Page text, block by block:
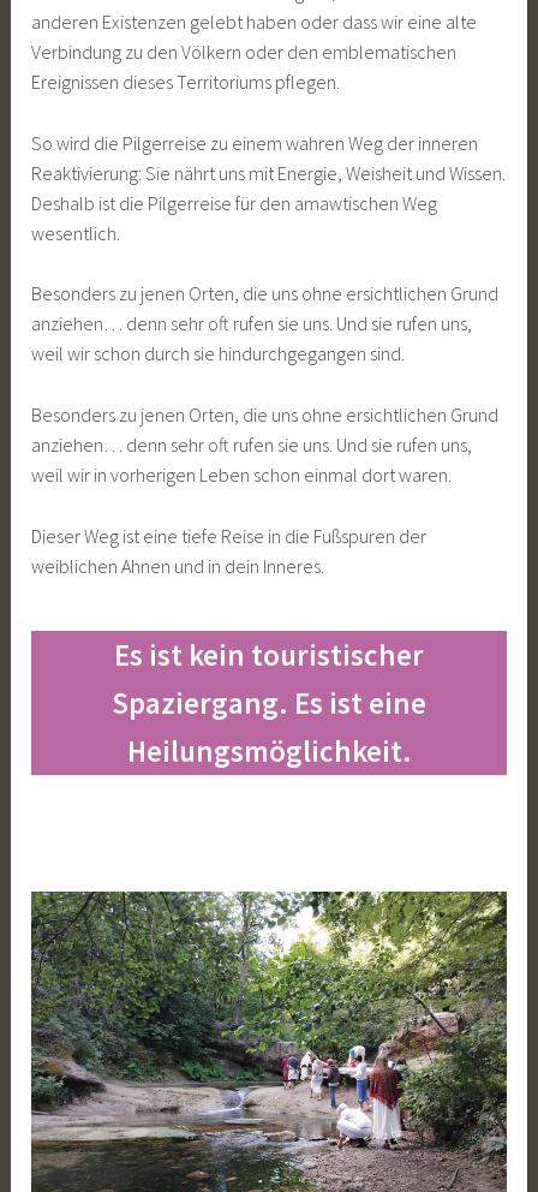
anderen Existenzen gelebt haben oder dass wir eine alte
Verbindung zu den Völkern oder den emblematischen
Ereignissen dieses Territoriums pflegen.
So wird die Pilgerreise zu einem wahren Weg der inneren
Reaktivierung: Sie nährt uns mit Energie, Weisheit und Wissen.
Deshalb ist die Pilgerreise für den amawtischen Weg
wesentlich.
Besonders zu jenen Orten, die uns ohne ersichtlichen Grund
anziehen… denn sehr oft rufen sie uns. Und sie rufen uns,
weil wir schon durch sie hindurchgegangen sind.
Besonders zu jenen Orten, die uns ohne ersichtlichen Grund
anziehen… denn sehr oft rufen sie uns. Und sie rufen uns,
weil wir in vorherigen Leben schon einmal dort waren.
Dieser Weg ist eine tiefe Reise in die Fußspuren der
weiblichen Ahnen und in dein Inneres.
Es ist kein touristischer
Spaziergang. Es ist eine
Heilungsmöglichkeit.